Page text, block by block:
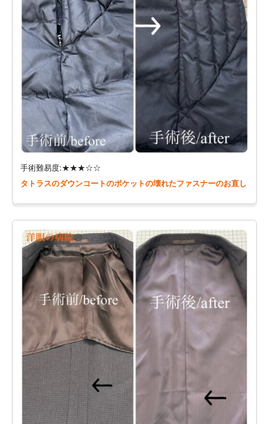
手術難易度:★★★☆☆
タトラスのダウンコートのポケットの壊れたファスナーのお直し